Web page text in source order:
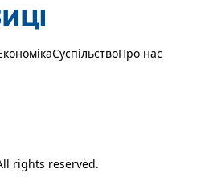
СуспільствоПро нас
rights reserved.